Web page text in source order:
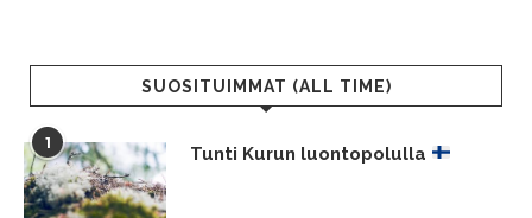
SUOSITUIMMAT (ALL TIME)
1
Tunti Kurun luontopolulla